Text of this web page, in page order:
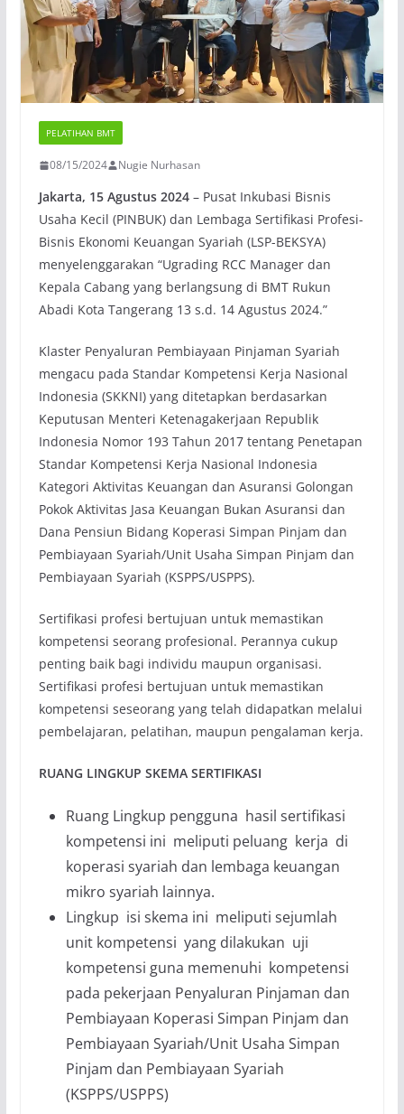
PELATIHAN BMT
08/15/2024 Nugie Nurhasan
Jakarta, 15 Agustus 2024 – Pusat Inkubasi Bisnis
Usaha Kecil (PINBUK) dan Lembaga Sertifikasi Profesi-
Bisnis Ekonomi Keuangan Syariah (LSP-BEKSYA)
menyelenggarakan “Ugrading RCC Manager dan
Kepala Cabang yang berlangsung di BMT Rukun
Abadi Kota Tangerang 13 s.d. 14 Agustus 2024.”
Klaster Penyaluran Pembiayaan Pinjaman Syariah
mengacu pada Standar Kompetensi Kerja Nasional
Indonesia (SKKNI) yang ditetapkan berdasarkan
Keputusan Menteri Ketenagakerjaan Republik
Indonesia Nomor 193 Tahun 2017 tentang Penetapan
Standar Kompetensi Kerja Nasional Indonesia
Kategori Aktivitas Keuangan dan Asuransi Golongan
Pokok Aktivitas Jasa Keuangan Bukan Asuransi dan
Dana Pensiun Bidang Koperasi Simpan Pinjam dan
Pembiayaan Syariah/Unit Usaha Simpan Pinjam dan
Pembiayaan Syariah (KSPPS/USPPS).
Sertifikasi profesi bertujuan untuk memastikan
kompetensi seorang profesional. Perannya cukup
penting baik bagi individu maupun organisasi.
Sertifikasi profesi bertujuan untuk memastikan
kompetensi seseorang yang telah didapatkan melalui
pembelajaran, pelatihan, maupun pengalaman kerja.
RUANG LINGKUP SKEMA SERTIFIKASI
Ruang Lingkup pengguna hasil sertifikasi
kompetensi ini meliputi peluang kerja di
koperasi syariah dan lembaga keuangan
mikro syariah lainnya.
Lingkup isi skema ini meliputi sejumlah
unit kompetensi yang dilakukan uji
kompetensi guna memenuhi kompetensi
pada pekerjaan Penyaluran Pinjaman dan
Pembiayaan Koperasi Simpan Pinjam dan
Pembiayaan Syariah/Unit Usaha Simpan
Pinjam dan Pembiayaan Syariah
(KSPPS/USPPS)